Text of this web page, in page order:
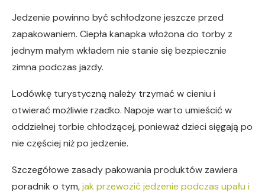
Jedzenie powinno być schłodzone jeszcze przed
zapakowaniem. Ciepła kanapka włożona do torby z
jednym małym wkładem nie stanie się bezpiecznie
zimna podczas jazdy.
Lodówkę turystyczną należy trzymać w cieniu i
otwierać możliwie rzadko. Napoje warto umieścić w
oddzielnej torbie chłodzącej, ponieważ dzieci sięgają po
nie częściej niż po jedzenie.
Szczegółowe zasady pakowania produktów zawiera
poradnik o tym,jak przewozić jedzenie podczas upału i